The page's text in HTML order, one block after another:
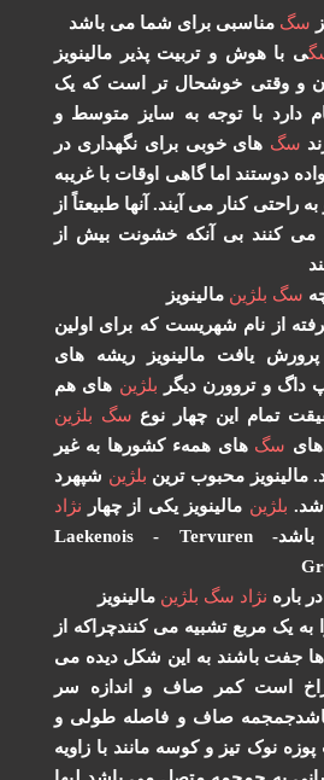
سگ مناسبی برای شما می باشد
ی با هوش و تربیت پذیر مالینویز
و وقتی خوشحال تر است که یک
دارد با توجه به سایز متوسط و
سگ های خوبی برای نگهداری در
دوستند اما گاهی اوقات با غریبه
راحتی کنار می آیند. آنها طبیعتاً از
کنند بی آنکه خشونت بیش از
سگ بلژین مالینویز
از نام شهریست که برای اولین
یافت مالینویز ریشه های
داگ و تروورن دیگر بلژین های هم
تمام این چهار نوع سگ بلژین
سگ های همهء کشورها به غیر
مالینویز محبوب ترین بلژین شپهرد
بلژین مالینویز یکی از چهار نژاد
شپهرد می باشدLaekenois - Tervuren -
باره نژاد سگ بلژین مالینویز
به یک مربع تشبیه می کنندچراکه از
جفت باشند به این شکل دیده می
است کمر صاف و اندازه سر
صاف و فاصله طولی و
نوک تیز و کوسه مانند با زاویه